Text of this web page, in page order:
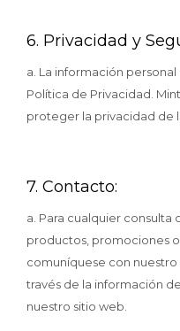
6. Privacidad y
a. La información
Política de Privacidad.
proteger la privacidad de
7. Contacto:
a. Para cualquier
productos, promociones o
comuníquese con
través de la información
nuestro sitio web.